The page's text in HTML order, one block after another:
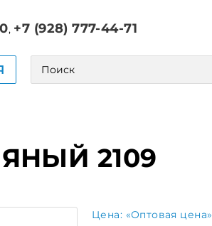
, +7 (928) 777-44-71
2109
Цена: «Оптовая цена»